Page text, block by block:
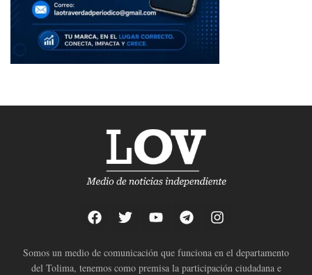
Somos un medio de comunicación que funciona en el departamento
del Tolima, tenemos como premisa la participación ciudadana e